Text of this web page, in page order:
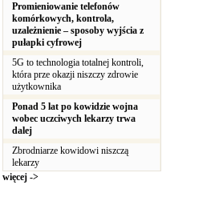
Promieniowanie telefonów
komórkowych, kontrola,
uzależnienie – sposoby wyjścia z
pułapki cyfrowej
5G to technologia totalnej kontroli,
która prze okazji niszczy zdrowie
użytkownika
Ponad 5 lat po kowidzie wojna
wobec uczciwych lekarzy trwa
dalej
Zbrodniarze kowidowi niszczą
lekarzy
więcej ->